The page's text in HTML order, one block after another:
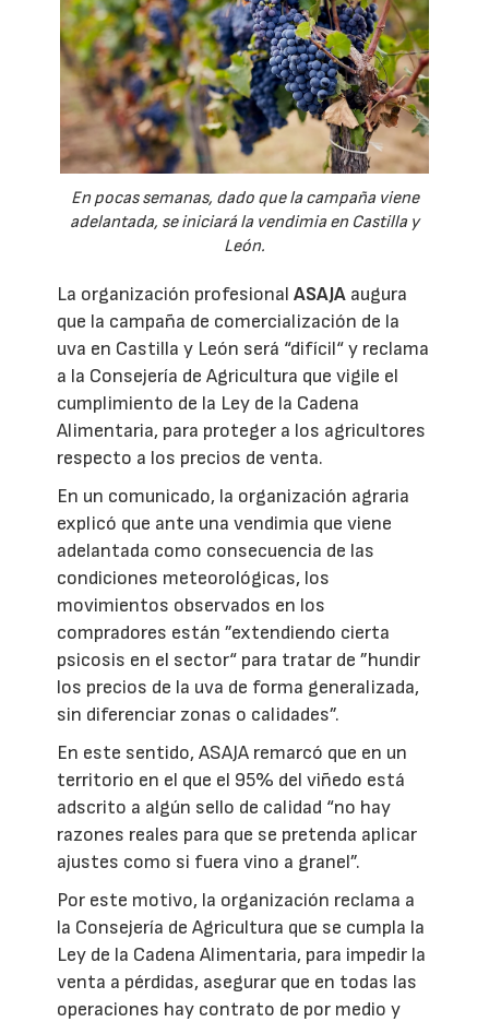
En pocas semanas, dado que la campaña viene
adelantada, se iniciará la vendimia en Castilla y
León.
La organización profesionalASAJA augura
que la campaña de comercialización de la
uva en Castilla y León será “difícil“ y reclama
a la Consejería de Agricultura que vigile el
cumplimiento de la Ley de la Cadena
Alimentaria, para proteger a los agricultores
respecto a los precios de venta.
En un comunicado, la organización agraria
explicó que ante una vendimia que viene
adelantada como consecuencia de las
condiciones meteorológicas, los
movimientos observados en los
compradores están ”extendiendo cierta
psicosis en el sector“ para tratar de ”hundir
los precios de la uva de forma generalizada,
sin diferenciar zonas o calidades”.
En este sentido, ASAJA remarcó que en un
territorio en el que el 95% del viñedo está
adscrito a algún sello de calidad “no hay
razones reales para que se pretenda aplicar
ajustes como si fuera vino a granel”.
Por este motivo, la organización reclama a
la Consejería de Agricultura que se cumpla la
Ley de la Cadena Alimentaria, para impedir la
venta a pérdidas, asegurar que en todas las
operaciones hay contrato de por medio y